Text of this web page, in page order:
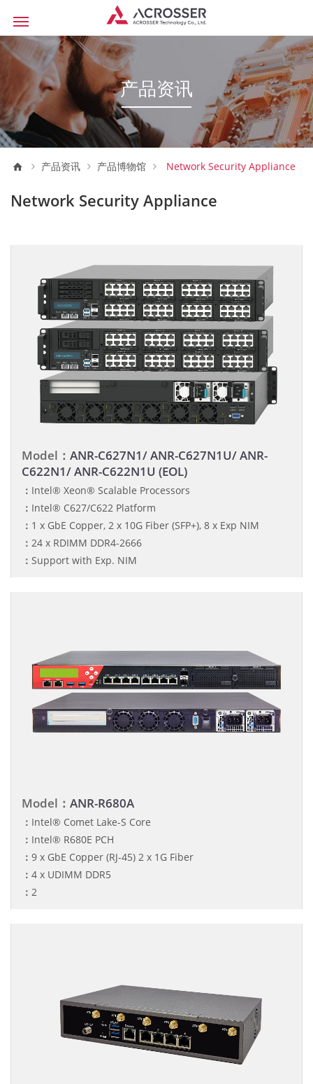
产品资讯
产品资讯 产品博物馆 Network Security Appliance
Network Security Appliance
Model： ANR-C627N1/ ANR-C627N1U/ ANR-
C622N1/ ANR-C622N1U (EOL)
： Intel® Xeon® Scalable Processors
： Intel® C627/C622 Platform
： 1 x GbE Copper, 2 x 10G Fiber (SFP+), 8 x Exp NIM
： 24 x RDIMM DDR4-2666
： Support with Exp. NIM
Model： ANR-R680A
： Intel® Comet Lake-S Core
： Intel® R680E PCH
： 9 x GbE Copper (RJ-45) 2 x 1G Fiber
： 4 x UDIMM DDR5
： 2